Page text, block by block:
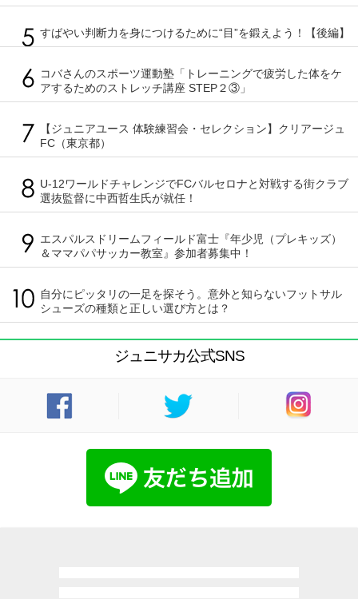
すばやい判断力を身につけるために“目”を鍛えよう！【後編】
コバさんのスポーツ運動塾「トレーニングで疲労した体をケ
アするためのストレッチ講座 STEP２③」
【ジュニアユース 体験練習会・セレクション】クリアージュ
FC（東京都）
U-12ワールドチャレンジでFCバルセロナと対戦する街クラブ
選抜監督に中西哲生氏が就任！
エスパルスドリームフィールド富士『年少児（プレキッズ）
＆ママパパサッカー教室』参加者募集中！
自分にピッタリの一足を探そう。意外と知らないフットサル
シューズの種類と正しい選び方とは？
ジュニサカ公式SNS